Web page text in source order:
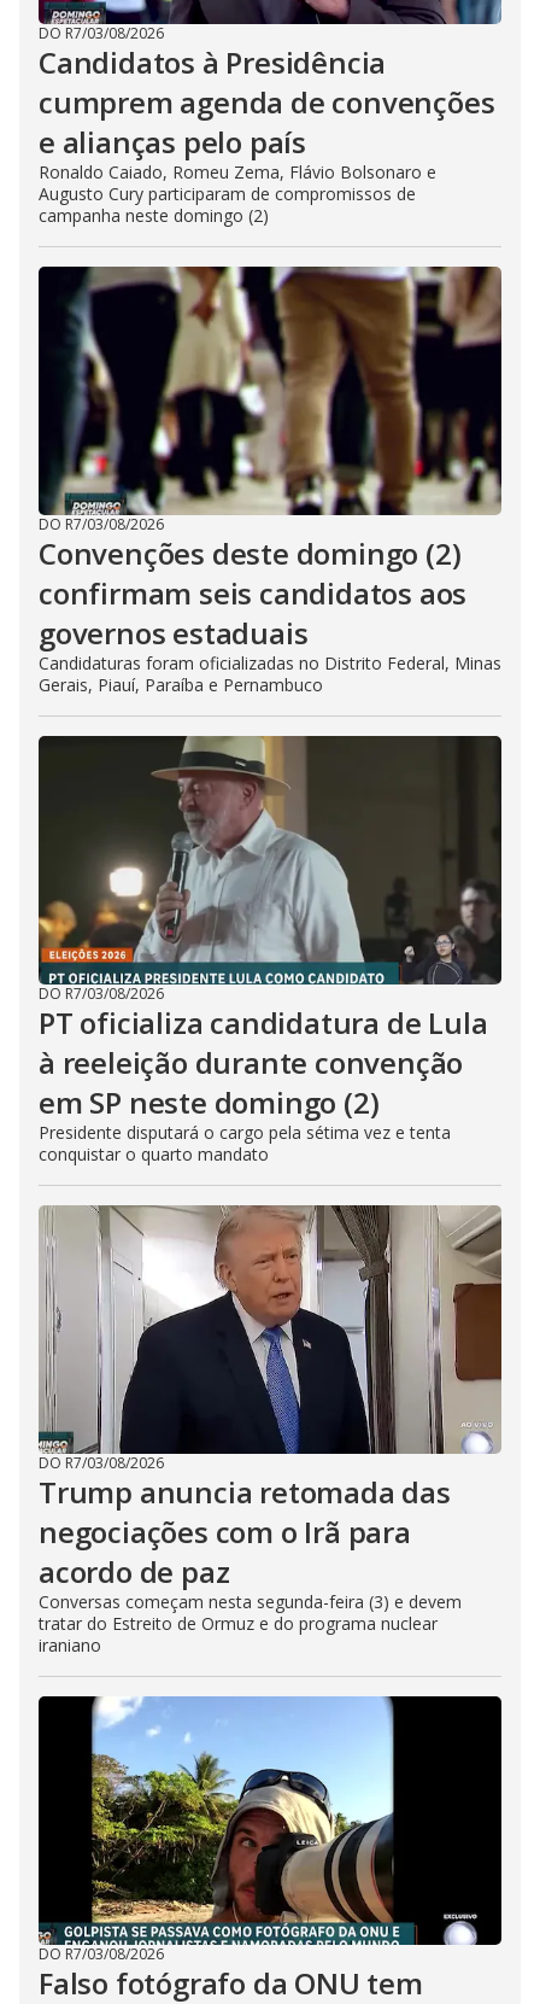
DO R7/03/08/2026
Candidatos à Presidência
cumprem agenda de convenções
e alianças pelo país
Ronaldo Caiado, Romeu Zema, Flávio Bolsonaro e
Augusto Cury participaram de compromissos de
campanha neste domingo (2)
DO R7/03/08/2026
Convenções deste domingo (2)
confirmam seis candidatos aos
governos estaduais
Candidaturas foram oficializadas no Distrito Federal, Minas
Gerais, Piauí, Paraíba e Pernambuco
DO R7/03/08/2026
PT oficializa candidatura de Lula
à reeleição durante convenção
em SP neste domingo (2)
Presidente disputará o cargo pela sétima vez e tenta
conquistar o quarto mandato
DO R7/03/08/2026
Trump anuncia retomada das
negociações com o Irã para
acordo de paz
Conversas começam nesta segunda-feira (3) e devem
tratar do Estreito de Ormuz e do programa nuclear
iraniano
DO R7/03/08/2026
Falso fotógrafo da ONU tem